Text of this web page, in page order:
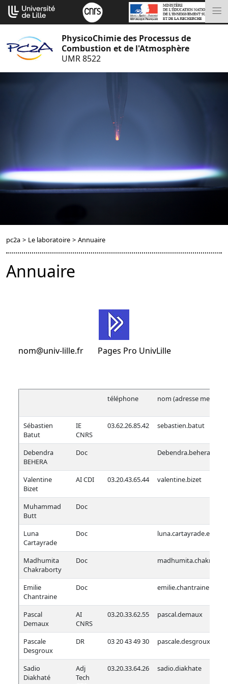
Aller
au
contenu
PhysicoChimie des Processus de
Combustion et de l'Atmosphère
UMR 8522
pc2a > Le laboratoire > Annuaire
Annuaire
nom@univ-lille.fr Pages Pro UnivLille
téléphone nom (adresse mel)
Sébastien
Batut
IE
CNRS
03.62.26.85.42 sebastien.batut
Debendra
BEHERA
Doc Debendra.behera.etu
Valentine
Bizet
AI CDI 03.20.43.65.44 valentine.bizet
Muhammad
Butt
Doc
Luna
Cartayrade
Doc luna.cartayrade.etu
Madhumita
Chakraborty
Doc
Emilie
Chantraine
Doc emilie.chantraine.etu
Pascal
Demaux
AI
CNRS
03.20.33.62.55 pascal.demaux
Pascale
Desgroux
DR 03 20 43 49 30 pascale.desgroux
Sadio
Diakhaté
Adj
Tech
03.20.33.64.26 sadio.diakhate
Cookies management panel